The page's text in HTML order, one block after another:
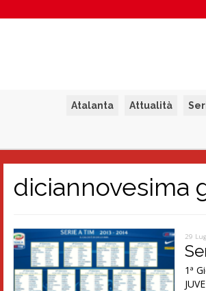
Atalanta Attualità
diciannovesima
29
1ª